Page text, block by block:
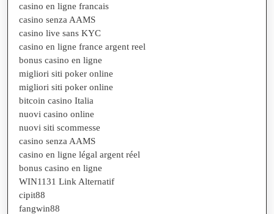
casino en ligne francais
casino senza AAMS
casino live sans KYC
casino en ligne france argent reel
bonus casino en ligne
migliori siti poker online
migliori siti poker online
bitcoin casino Italia
nuovi casino online
nuovi siti scommesse
casino senza AAMS
casino en ligne légal argent réel
bonus casino en ligne
WIN1131 Link Alternatif
cipit88
fangwin88